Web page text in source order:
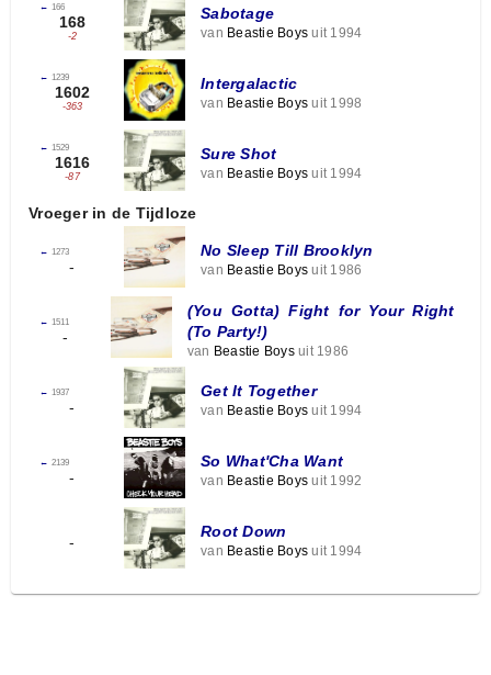
← 166
168
-2
Sabotage
van Beastie Boys uit 1994
← 1239
1602
-363
Intergalactic
van Beastie Boys uit 1998
← 1529
1616
-87
Sure Shot
van Beastie Boys uit 1994
Vroeger in de Tijdloze
← 1273
-
No Sleep Till Brooklyn
van Beastie Boys uit 1986
← 1511
-
(You Gotta) Fight for Your Right
(To Party!)
van Beastie Boysuit 1986
← 1937
-
Get It Together
van Beastie Boys uit 1994
← 2139
-
So What'Cha Want
van Beastie Boys uit 1992
-
Root Down
van Beastie Boys uit 1994